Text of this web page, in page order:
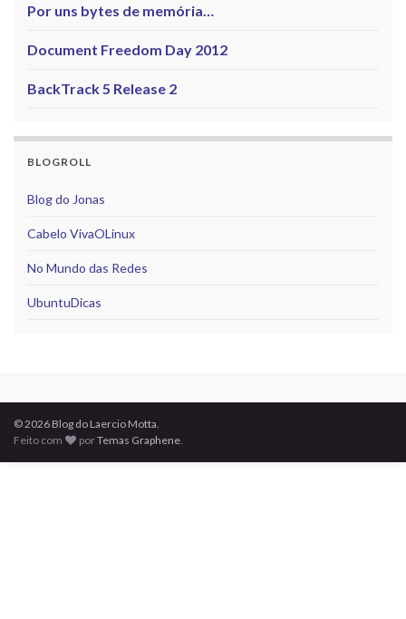
Por uns bytes de memória…
Document Freedom Day 2012
BackTrack 5 Release 2
BLOGROLL
Blog do Jonas
Cabelo VivaOLinux
No Mundo das Redes
UbuntuDicas
© 2026 Blog do Laercio Motta.
Feito com
porTemas Graphene.